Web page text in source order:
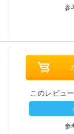
参
このレビュ
参